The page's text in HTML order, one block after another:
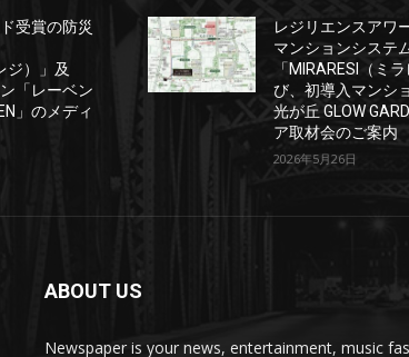
受賞の防災
ジ）」及
「レーベン
」のメディ
レジリエンスアワ
マンションシステ
「MIRARESI（ミ
び、初導入マンシ
光が丘 GLOW
ア取材会のご案内
2026年5月26日
ABOUT US
Newspaper is your news, entertainment, music